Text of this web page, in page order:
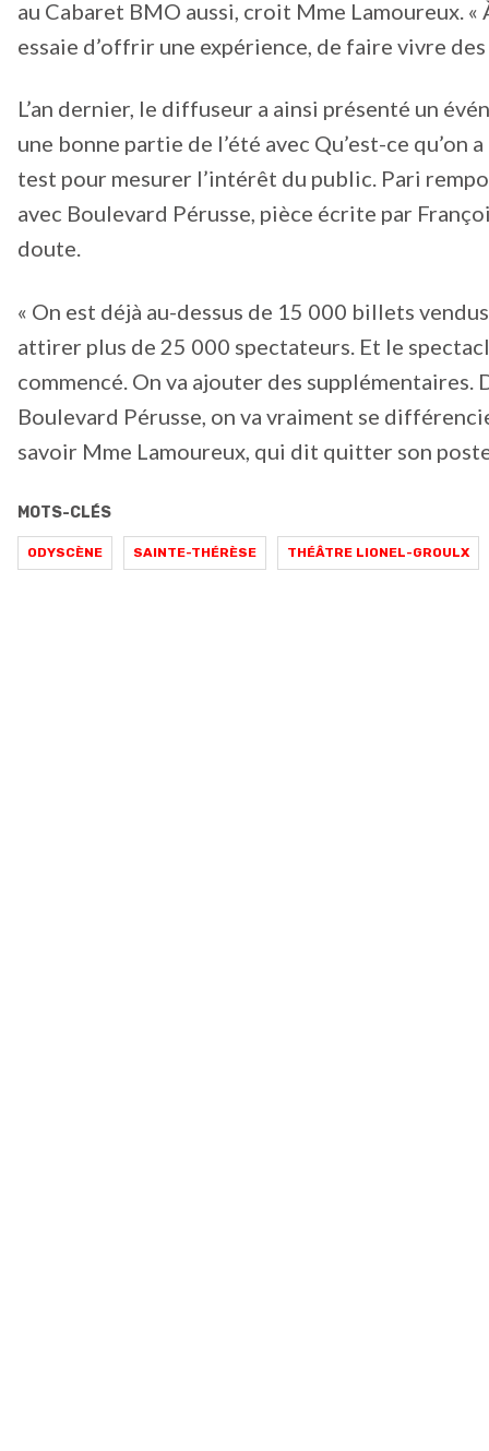
au Cabaret BMO aussi, croit Mme Lamoureux. «
essaie d’offrir une expérience, de faire vivre
L’an dernier, le diffuseur a ainsi présenté un
une bonne partie de l’été avec Qu’est-ce qu’on
test pour mesurer l’intérêt du public. Pari
avec Boulevard Pérusse, pièce écrite par
doute.
« On est déjà au-dessus de 15 000 billets
attirer plus de 25 000 spectateurs. Et le
commencé. On va ajouter des supplémentaires.
Boulevard Pérusse, on va vraiment se
savoir Mme Lamoureux, qui dit quitter son
MOTS-CLÉS
ODYSCÈNE SAINTE-THÉRÈSE THÉÂTRE LIONEL-GROULX